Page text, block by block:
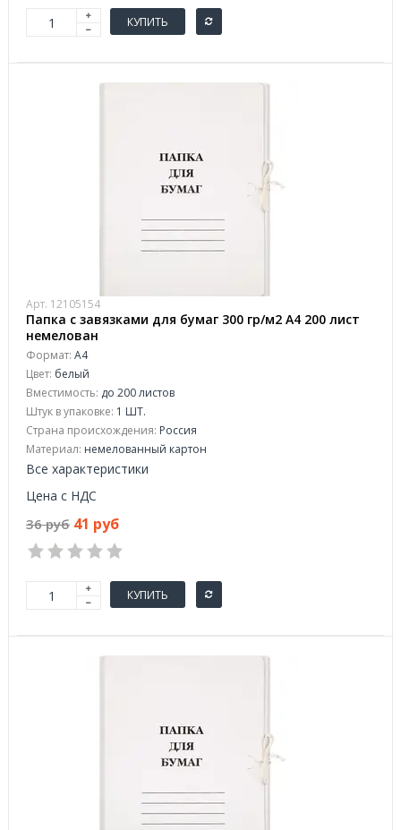
КУПИТЬ
Арт. 12105154
Папка с завязками для бумаг 300 гр/м2 А4 200 лист
немелован
Формат: А4
Цвет: белый
Вместимость: до 200 листов
Штук в упаковке: 1 ШТ.
Страна происхождения: Россия
Материал: немелованный картон
Все характеристики
Цена с НДС
36 руб 41 руб
КУПИТЬ